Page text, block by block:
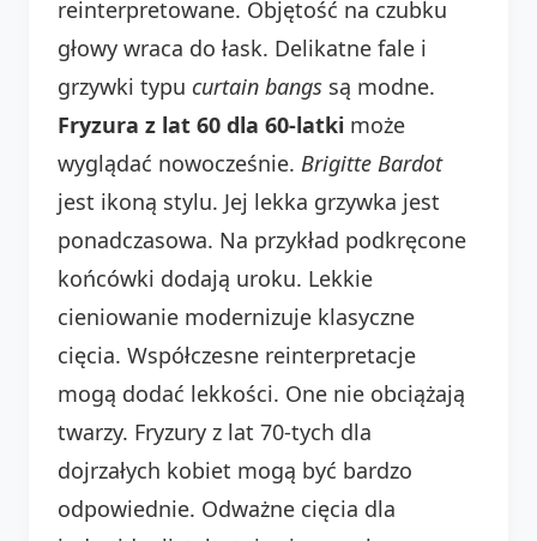
reinterpretowane. Objętość na czubku
głowy wraca do łask. Delikatne fale i
grzywki typu curtain bangs są modne.
Fryzura z lat 60 dla 60-latki może
wyglądać nowocześnie. Brigitte Bardot
jest ikoną stylu. Jej lekka grzywka jest
ponadczasowa. Na przykład podkręcone
końcówki dodają uroku. Lekkie
cieniowanie modernizuje klasyczne
cięcia. Współczesne reinterpretacje
mogą dodać lekkości. One nie obciążają
twarzy. Fryzury z lat 70-tych dla
dojrzałych kobiet mogą być bardzo
odpowiednie. Odważne cięcia dla